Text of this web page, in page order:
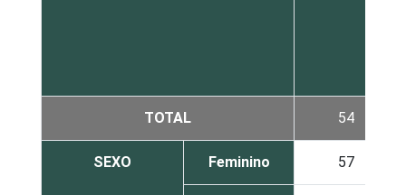
TOTAL 54
SEXO Feminino 57